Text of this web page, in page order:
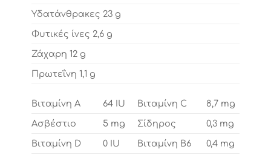
Υδατάνθρακες 23 g
Φυτικές ίνες 2,6 g
Ζάχαρη 12 g
Πρωτεΐνη 1,1 g
Βιταμίνη A 64 IU Βιταμίνη C 8,7 mg
Ασβέστιο 5 mg Σίδηρος 0,3 mg
Βιταμίνη D 0 IU Βιταμίνη B6 0,4 mg